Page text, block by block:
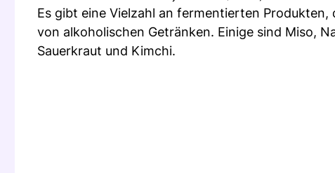
Es gibt eine Vielzahl an fermentierten
von alkoholischen Getränken. Einige sind Miso,
Sauerkraut und Kimchi.